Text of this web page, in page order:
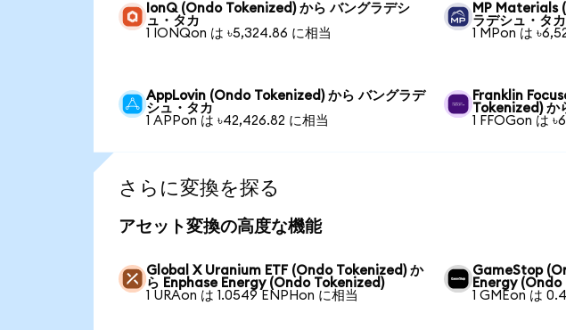
IonQ (Ondo Tokenized) から バングラデシ
ュ・タカ
1 IONQon は ৳5,324.86 に相当
MP Materials
ラデシュ・タカ
1 MPon は
AppLovin (Ondo Tokenized) から バングラデ
シュ・タカ
1 APPon は ৳42,426.82 に相当
Franklin
Tokenized) か
1 FFOGon は
さらに変換を探る
アセット変換の高度な機能
Global X Uranium ETF (Ondo Tokenized) か
ら Enphase Energy (Ondo Tokenized)
1 URAon は 1.0549 ENPHon に相当
GameStop
Energy (Ondo
1 GMEon は